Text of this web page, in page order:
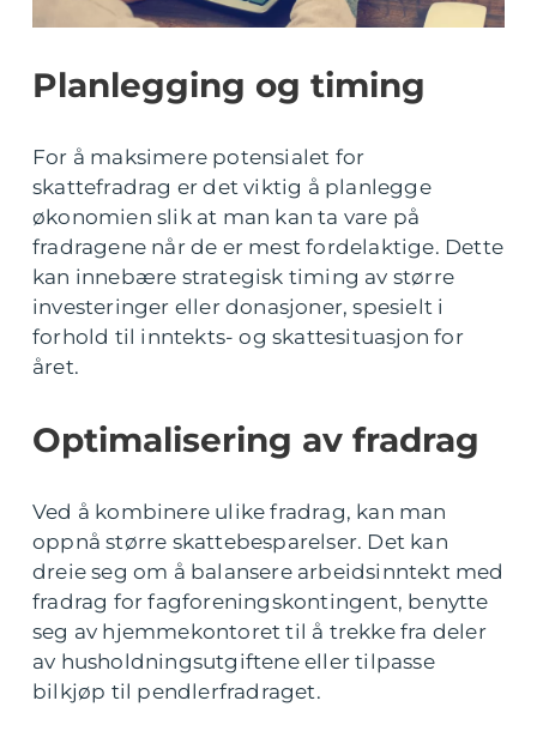
Planlegging og timing
For å maksimere potensialet for
skattefradrag er det viktig å planlegge
økonomien slik at man kan ta vare på
fradragene når de er mest fordelaktige. Dette
kan innebære strategisk timing av større
investeringer eller donasjoner, spesielt i
forhold til inntekts- og skattesituasjon for
året.
Optimalisering av fradrag
Ved å kombinere ulike fradrag, kan man
oppnå større skattebesparelser. Det kan
dreie seg om å balansere arbeidsinntekt med
fradrag for fagforeningskontingent, benytte
seg av hjemmekontoret til å trekke fra deler
av husholdningsutgiftene eller tilpasse
bilkjøp til pendlerfradraget.